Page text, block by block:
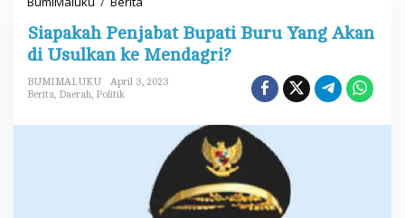
a
p
a
k
a
a
Siapakah Penjabat Bupati Buru Yang Akan
di Usulkan ke Mendagri?
BUMIMALUKU
April 3, 2023
Berita, Daerah, Politik